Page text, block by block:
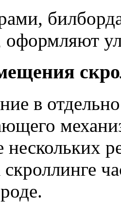
оформляют
в
нескольких